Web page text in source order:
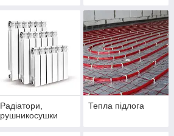
Радіатори,
рушникосушки
Тепла підлога